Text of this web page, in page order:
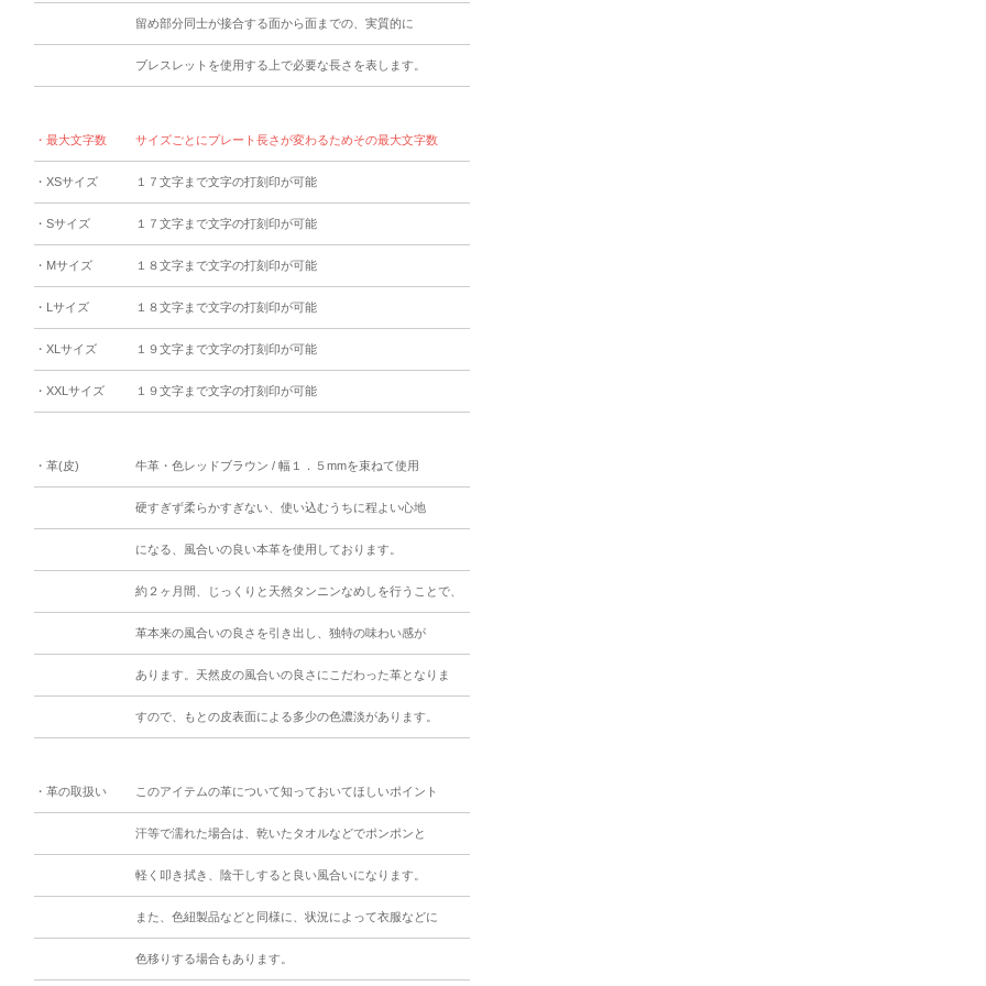
留め部分同士が接合する面から面までの、実質的に
ブレスレットを使用する上で必要な長さを表します。
・最大文字数 サイズごとにプレート長さが変わるためその最大文字数
・XSサイズ １７文字まで文字の打刻印が可能
・Sサイズ １７文字まで文字の打刻印が可能
・Mサイズ １８文字まで文字の打刻印が可能
・Lサイズ １８文字まで文字の打刻印が可能
・XLサイズ １９文字まで文字の打刻印が可能
・XXLサイズ １９文字まで文字の打刻印が可能
・革(皮) 牛革・色レッドブラウン / 幅１．５mmを束ねて使用
硬すぎず柔らかすぎない、使い込むうちに程よい心地
になる、風合いの良い本革を使用しております。
約２ヶ月間、じっくりと天然タンニンなめしを行うことで、
革本来の風合いの良さを引き出し、独特の味わい感が
あります。天然皮の風合いの良さにこだわった革となりま
すので、もとの皮表面による多少の色濃淡があります。
・革の取扱い このアイテムの革について知っておいてほしいポイント
汗等で濡れた場合は、乾いたタオルなどでポンポンと
軽く叩き拭き、陰干しすると良い風合いになります。
また、色紐製品などと同様に、状況によって衣服などに
色移りする場合もあります。